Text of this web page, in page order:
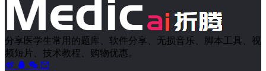
分享医学生常用的题库、软件分享、无损音乐、脚本工具、视
频短片、技术教程、购物优惠。